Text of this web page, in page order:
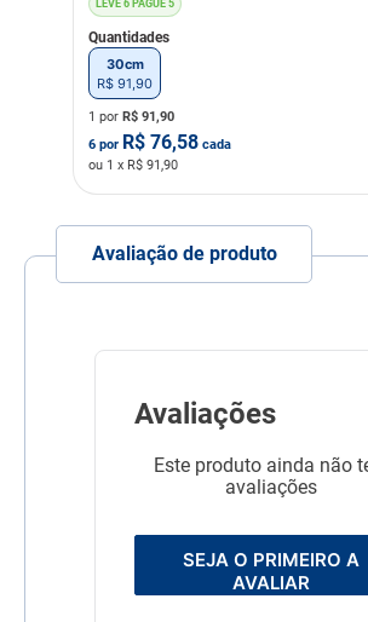
LEVE 6 PAGUE 5
Quantidades
30cm
R$ 91 90
1 por R$ 91,90
6 por R$ 76,58 cada
ou 1 x R$ 91,90
Avaliação de produto
Avaliações
Este produto ainda não
avaliações
SEJA O PRIMEIRO A
AVALIAR